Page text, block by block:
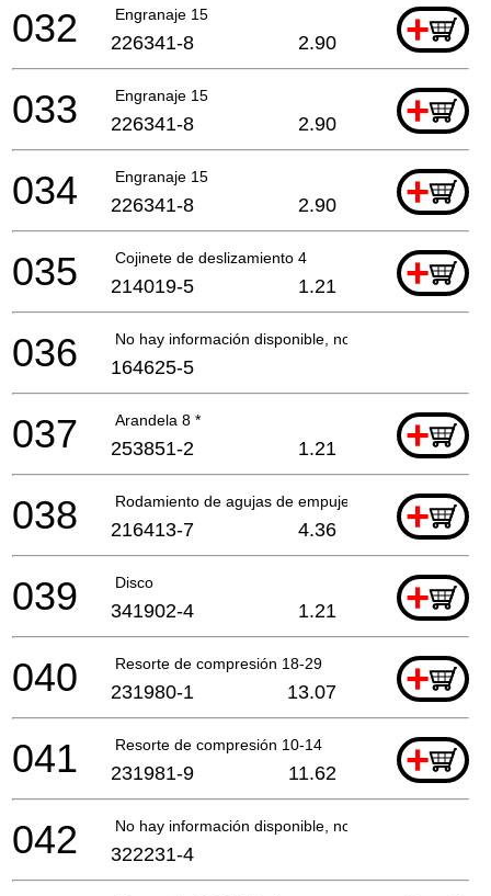
Engranaje 15 +
032 226341-8 2.90
Engranaje 15 +
033 226341-8 2.90
Engranaje 15 +
034 226341-8 2.90
Cojinete de deslizamiento 4 +
035 214019-5 1.21
No hay información disponible, no se puede pedir
036 164625-5
Arandela 8 * +
037 253851-2 1.21
Rodamiento de agujas de empuje 1023 +
038 216413-7 4.36
Disco +
039 341902-4 1.21
Resorte de compresión 18-29 +
040 231980-1 13.07
Resorte de compresión 10-14 +
041 231981-9 11.62
No hay información disponible, no se puede pedir
042 322231-4